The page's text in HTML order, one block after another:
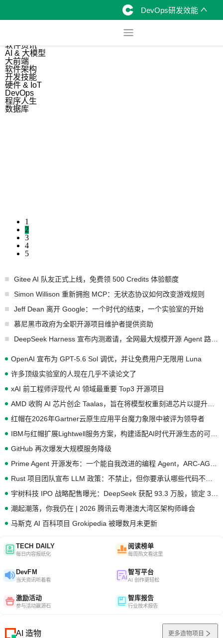
DevOps研发效能
软件资讯
AI & 大模型
大前端
软件架构
开发技能
硬件 & IoT
DevOps
程序人生
数据库
1
2
3
4
5
Gitee AI 队友正式上线，免费领 500 Credits 体验额度
Simon Willison 重新拥抱 MCP：无状态协议如何改变游戏规则
Jeff Dean 离开 Google：一个时代的结束，一个实验室的开始
慕尼黑市政府为全职开源项目维护者提供资助
OpenAI 宣布为 GPT-5.6 Sol 调优，并让免费用户无限用 Luna
许多顶级实验室的人现在几乎不读论文了
xAI 前工程师评现代 AI 领域最重要 Top3 开源项目
红帽在2026年Gartner云原生应用平台魔力象限中被评为领导者
GitHub 再次爆发大规模服务降级
潮起潮落，你我仍在 | 2026 腾讯云粤港澳大湾区架构师峰会
马斯克 AI 百科项目 Grokipedia 被曝数月未更新
TECH DAILY
每日内容报纸化
阅读榜单
每周热文看这里
DevFM
当天资讯听着看
智写平台
AI 创作更轻松
激励活动
参与活动赢源石
智库报告
行业技术报告
AI 造物 更多造物项目